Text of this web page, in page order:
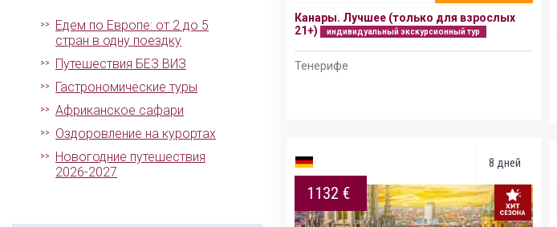
Едем по Европе: от 2 до 5
стран в одну поездку
Путешествия БЕЗ ВИЗ
Гастрономические туры
Африканское сафари
Оздоровление на курортах
Новогодние путешествия
2026-2027
ГРАНД ТУР: ВСЁ ЛУЧШЕЕ В КИТАЕ 2026
индивидуальный тур
Пекин – Лоян – Шаолинь – Сиань – Шанхай -
Сучжоу
Канары. Лучшее (только для взрослых
21+)
индивидуальный экскурсионный тур
Тенерифе
8 дней
1132 €